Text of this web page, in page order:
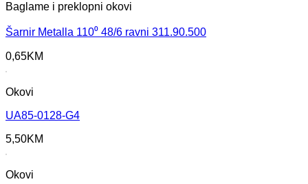
Baglame i preklopni okovi
Šarnir Metalla 110⁰ 48/6 ravni 311.90.500
0,65KM
Okovi
UA85-0128-G4
5,50KM
Okovi